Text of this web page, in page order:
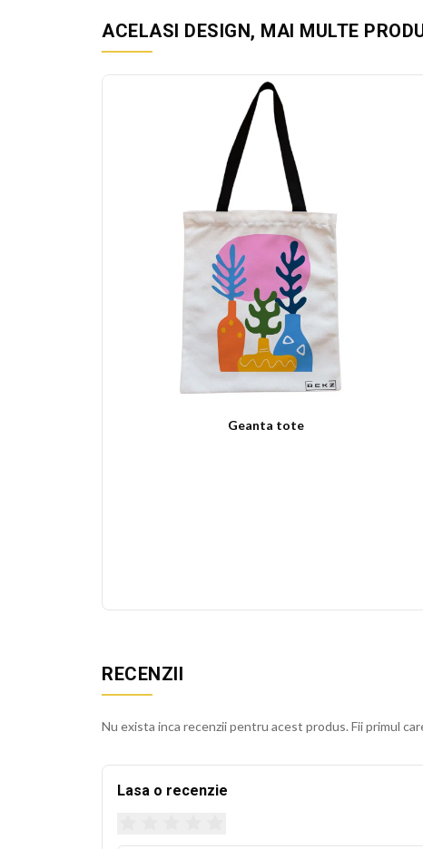
BEKZ este un brand de calitate care asigura culori
sublimare garanteaza rezistenta culorilor la spalare
ACELASI DESIGN, MAI MULTE
Geanta tote
RECENZII
Nu exista inca recenzii pentru acest produs. Fii primul
Lasa o recenzie